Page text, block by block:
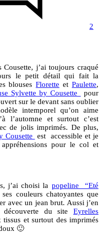
2
j’ai toujours craqué
le petit détail qui fait la
blousesFlorette et Paulette,
Sylvette by Cousette
pour
sur le devant sans oublier
intemporel qu’on aime
l’automne et surtout c’est
de jolis imprimés. De plus,
Cousette
est accessible et je
pour le col et
j’ai choisi la popeline “Eté
couleurs chatoyantes que
avec un jean brut. Aussi j’en
du site Eyrelles
et surtout des imprimés
🙂